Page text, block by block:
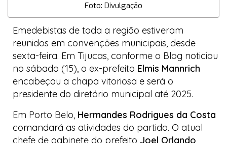
Foto: Divulgação
Emedebistas de toda a região estiveram
reunidos em convenções municipais, desde
sexta-feira. Em Tijucas, conforme o Blog noticiou
no sábado (15), o ex-prefeito Elmis Mannrich
encabeçou a chapa vitoriosa e será o
presidente do diretório municipal até 2025.
Em Porto Belo, Hermandes Rodrigues da Costa
comandará as atividades do partido. O atual
chefe de gabinete do prefeito Joel Orlando